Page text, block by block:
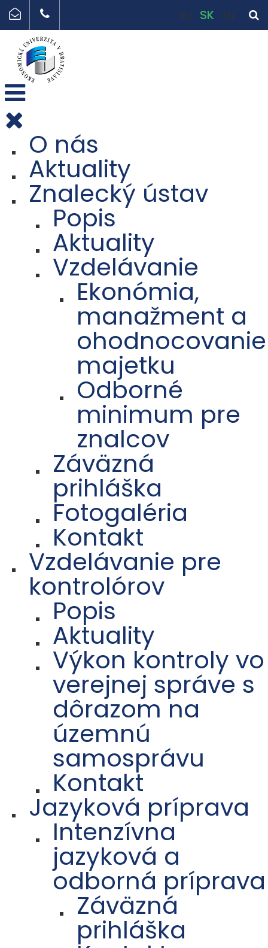
RU SK EN
O nás
Aktuality
Znalecký ústav
Popis
Aktuality
Vzdelávanie
Ekonómia,
manažment a
ohodnocovanie
majetku
Odborné
minimum pre
znalcov
Záväzná
prihláška
Fotogaléria
Kontakt
Vzdelávanie pre
kontrolórov
Popis
Aktuality
Výkon kontroly vo
verejnej správe s
dôrazom na
územnú
samosprávu
Kontakt
Jazyková príprava
Intenzívna
jazyková a
odborná príprava
Záväzná
prihláška